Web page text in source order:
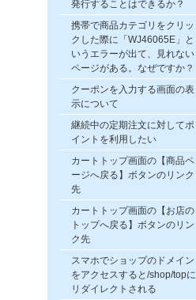
発行することはできるか？
携帯で商品カテゴリをクリッ
クした際に「WJ46065E」と
いうエラーが出て、見れない
ページがある。なぜですか？
クーポンを入力する画面の表
示について
継続中の定期注文に対してポ
イントを利用したい
カートトップ画面の【商品ペ
ージへ戻る】ボタンのリンク
先
カートトップ画面の【お店の
トップへ戻る】ボタンのリン
ク先
スマホでショップのドメイン
をアクセスすると/shop/topに
リダイレクトされる